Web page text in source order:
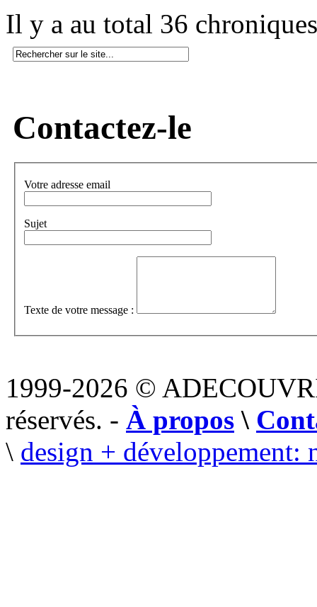
Il y a au total 36 chroniques
Contactez-le
Votre adresse email
Sujet
Texte de votre message :
1999-2026 ©
réservés. - À propos \
\ design + développement: